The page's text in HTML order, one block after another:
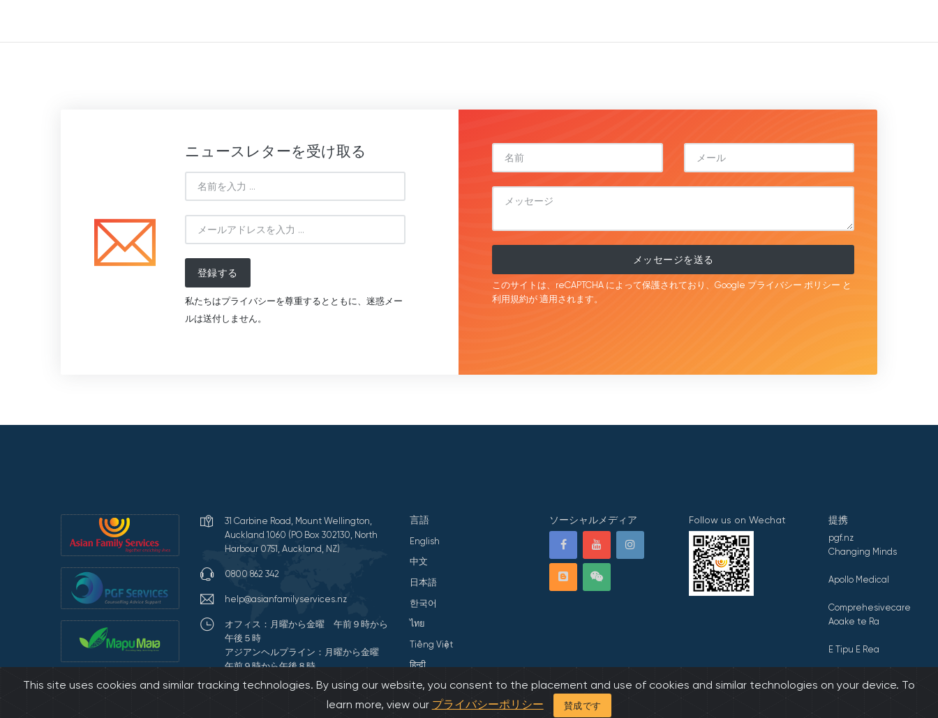
ニュースレターを受け取る
登録する
私たちはプライバシーを尊重するとともに、迷惑メー
ルは送付しません。
メッセージを送る
このサイトは、reCAPTCHA によって保護されており、Google プライバシー ポリシー と
利用規約が 適用されます。
言語
English
中文
日本語
한국어
ไทย
Tiếng Việt
हिन्दी
ソーシャルメディア Follow us on Wechat
31 Carbine Road, Mount Wellington,
Auckland 1060 (PO Box 302130, North
Harbour 0751, Auckland, NZ)
0800 862 342
help@asianfamilyservices.nz
オフィス：月曜から金曜 午前９時から
午後５時
アジアンヘルプライン：月曜から金曜
午前９時から午後８時
Terms of Use and Privacy Statement
提携
pgf.nz
Changing Minds
Apollo Medical
Comprehesivecare
Aoake te Ra
E Tipu E Rea
This site uses cookies and similar tracking technologies. By using our website, you consent to the placement and use of cookies and similar technologies on your device. To
learn more, view our プライバシーポリシー 賛成です